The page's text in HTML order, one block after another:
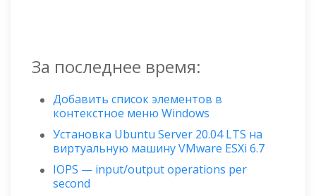
За последнее время:
Добавить список элементов в
контекстное меню Windows
Установка Ubuntu Server 20.04 LTS на
виртуальную машину VMware ESXi 6.7
IOPS — input/output operations per
second